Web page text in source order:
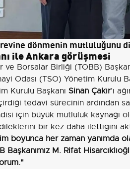
dönmenin mutluluğunu
ile Ankara görüşmesi
Borsalar Birliği (TOBB)
Odası (TSO) Yönetim Kurulu
Kurulu Başkanı Sinan Çakır’ı
tedavi sürecinin ardından
için büyük mutluluk kaynağı
bir kez daha ilettiğini
boyunca her zaman yanımda
Başkanımız M. Rifat